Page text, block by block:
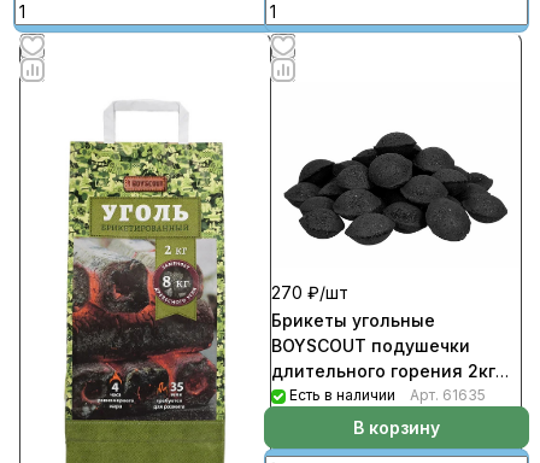
270 ₽/шт
Брикеты угольные
BOYSCOUT подушечки
длительного горения 2кг
(287шт/кор)
Есть в наличии Арт. 61635
В корзину